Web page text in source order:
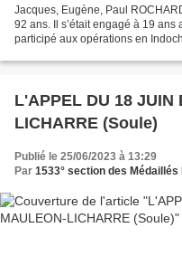
Jacques, Eugène, Paul
92 ans. Il s’était engagé à 19
participé aux opérations en
L'APPEL DU 18 JUIN
LICHARRE (Soule)
Publié le 25/06/2023 à 13:29
Par 1533° section des